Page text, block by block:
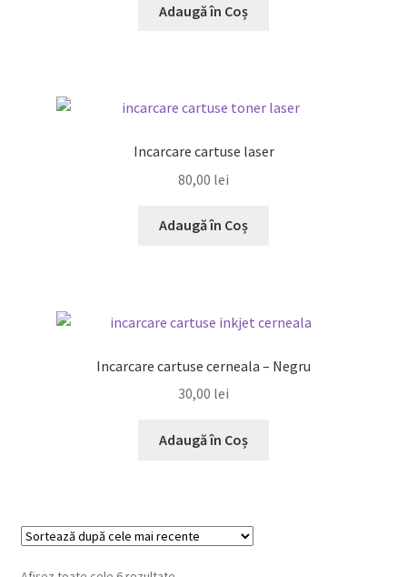
Adaugă în Coș
Incarcare cartuse laser
80,00 lei
Adaugă în Coș
Incarcare cartuse cerneala – Negru
30,00 lei
Adaugă în Coș